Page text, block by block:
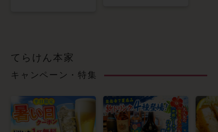
てらけん本家
キャンペーン・特集